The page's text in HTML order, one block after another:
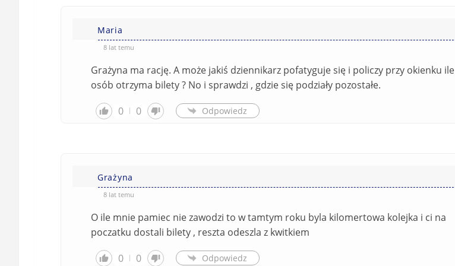
w
)
Maria
8 lat temu
Grażyna ma rację. A może jakiś dziennikarz pofatyguje się i policzy przy okienku ile
osób otrzyma bilety ? No i sprawdzi , gdzie się podziały pozostałe.
0
0 Odpowiedz
Grażyna
8 lat temu
O ile mnie pamiec nie zawodzi to w tamtym roku byla kilomertowa kolejka i ci na
poczatku dostali bilety , reszta odeszla z kwitkiem
0
0 Odpowiedz